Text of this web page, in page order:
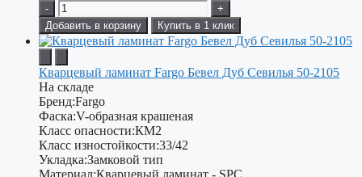
-
+
Добавить в корзину
Купить в 1 клик
Кварцевый ламинат Fargo Бевел Дуб Севилья 50-2105
На складе
Бренд:Fargo
Фаска:V-образная крашеная
Класс опасности:КМ2
Класс изностойкости:33/42
Укладка:Замковой тип
Материал:Кварцевый ламинат - SPC